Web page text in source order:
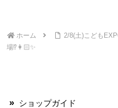
ホーム
2/8(土)こども
場⁉︎👩🏻✨
ショップガイド